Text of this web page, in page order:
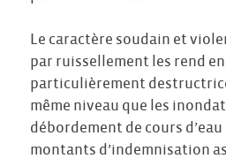
Le caractère soudain et
par ruissellement les rend
particulièrement
même niveau que les
débordement de cours
montants d’indemnisation